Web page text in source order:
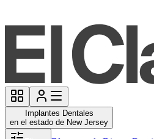
Implantes Dentales
en el estado de New Jersey